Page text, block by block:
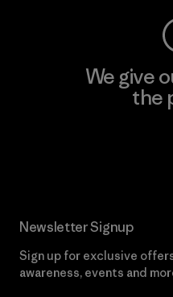
We give
the
Newsletter Signup
Sign up for exclusive
awareness, events and